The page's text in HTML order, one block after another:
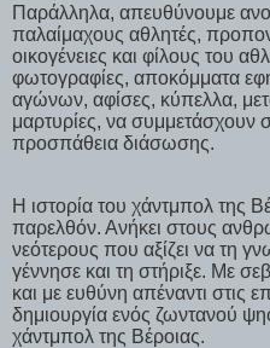
Παράλληλα, απευθύνουμε
παλαίμαχους αθλητές,
οικογένειες και φίλους του
φωτογραφίες, αποκόμματα
αγώνων, αφίσες, κύπελλα,
μαρτυρίες, να συμμετάσχουν
προσπάθεια διάσωσης.
Η ιστορία του χάντμπολ της
παρελθόν. Ανήκει στους
νεότερους που αξίζει να τη
γέννησε και τη στήριξε. Με
και με ευθύνη απέναντι στις
δημιουργία ενός ζωντανού
χάντμπολ της Βέροιας.